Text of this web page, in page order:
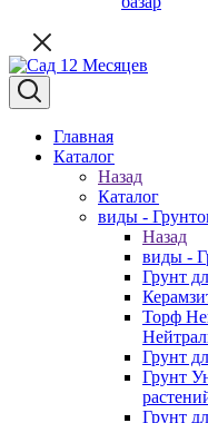
Главная
Каталог
Назад
Каталог
виды -
Назад
виды -
Грунт
Торф
Грунт
Грунт
Грунт